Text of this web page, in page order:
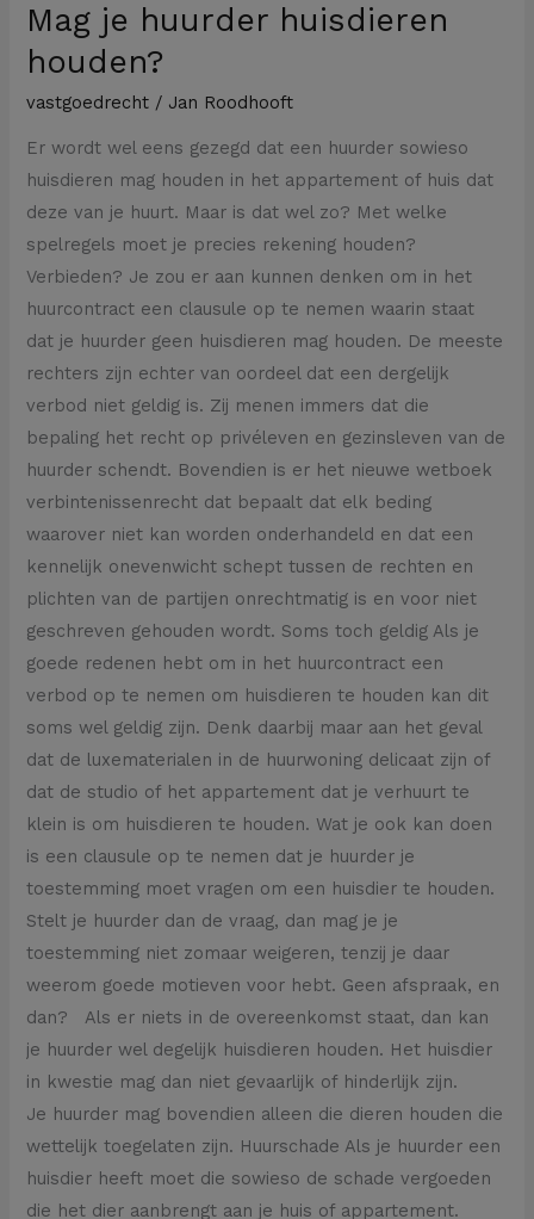
Mag je huurder huisdieren
houden?
vastgoedrecht / Jan Roodhooft
Er wordt wel eens gezegd dat een huurder sowieso
huisdieren mag houden in het appartement of huis dat
deze van je huurt. Maar is dat wel zo? Met welke
spelregels moet je precies rekening houden?
Verbieden? Je zou er aan kunnen denken om in het
huurcontract een clausule op te nemen waarin staat
dat je huurder geen huisdieren mag houden. De meeste
rechters zijn echter van oordeel dat een dergelijk
verbod niet geldig is. Zij menen immers dat die
bepaling het recht op privéleven en gezinsleven van de
huurder schendt. Bovendien is er het nieuwe wetboek
verbintenissenrecht dat bepaalt dat elk beding
waarover niet kan worden onderhandeld en dat een
kennelijk onevenwicht schept tussen de rechten en
plichten van de partijen onrechtmatig is en voor niet
geschreven gehouden wordt. Soms toch geldig Als je
goede redenen hebt om in het huurcontract een
verbod op te nemen om huisdieren te houden kan dit
soms wel geldig zijn. Denk daarbij maar aan het geval
dat de luxematerialen in de huurwoning delicaat zijn of
dat de studio of het appartement dat je verhuurt te
klein is om huisdieren te houden. Wat je ook kan doen
is een clausule op te nemen dat je huurder je
toestemming moet vragen om een huisdier te houden.
Stelt je huurder dan de vraag, dan mag je je
toestemming niet zomaar weigeren, tenzij je daar
weerom goede motieven voor hebt. Geen afspraak, en
dan? Als er niets in de overeenkomst staat, dan kan
je huurder wel degelijk huisdieren houden. Het huisdier
in kwestie mag dan niet gevaarlijk of hinderlijk zijn.
Je huurder mag bovendien alleen die dieren houden die
wettelijk toegelaten zijn. Huurschade Als je huurder een
huisdier heeft moet die sowieso de schade vergoeden
die het dier aanbrengt aan je huis of appartement.